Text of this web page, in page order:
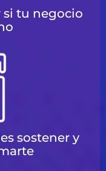
si tu negocio
sostener y